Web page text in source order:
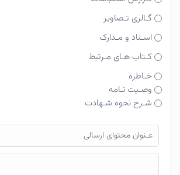
گـالری تـصاویر
اسـناد و مـدارک
کـتاب هـای مـرتبط
خـاطره
وصـیت نـامه
شـرح نحوه شـهادت
فایل محتوای ارسالی